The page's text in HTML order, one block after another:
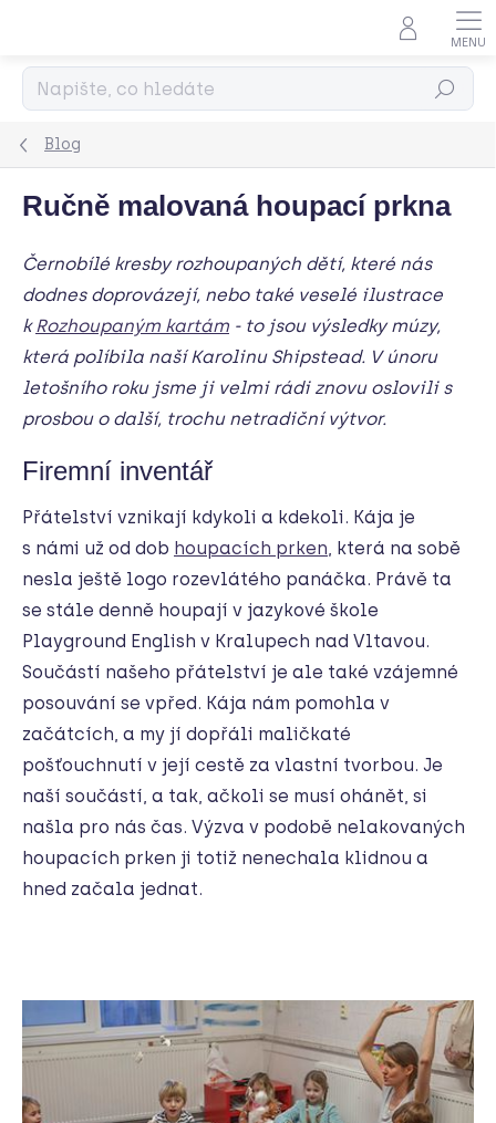
Hledat
Blog
Ručně malovaná houpací prkna
Černobílé kresby rozhoupaných dětí, které nás
dodnes doprovázejí, nebo také veselé ilustrace
kRozhoupaným kartám - to jsou výsledky múzy,
která políbila naší Karolinu Shipstead. V únoru
letošního roku jsme ji velmi rádi znovu oslovili s
prosbou o další, trochu netradiční výtvor.
Firemní inventář
Přátelství vznikají kdykoli a kdekoli. Kája je
s námi už od dob houpacích prken, která na sobě
nesla ještě logo rozevlátého panáčka. Právě ta
se stále denně houpají v jazykové škole
Playground English v Kralupech nad Vltavou.
Součástí našeho přátelství je ale také vzájemné
posouvání se vpřed. Kája nám pomohla v
začátcích, a my jí dopřáli maličkaté
pošťouchnutí v její cestě za vlastní tvorbou. Je
naší součástí, a tak, ačkoli se musí ohánět, si
našla pro nás čas. Výzva v podobě nelakovaných
houpacích prken ji totiž nenechala klidnou a
hned začala jednat.